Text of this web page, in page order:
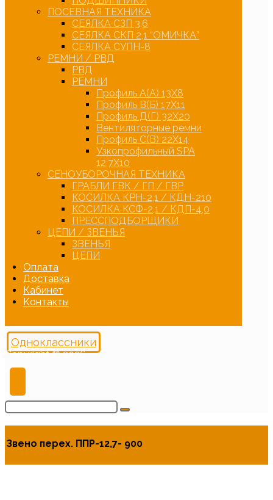
ПОСЕВНАЯ ТЕХНИКА
СЕЯЛКА СЗП 3,6
СЕЯЛКА СКП 2,1 “ОМИЧКА”
СЕЯЛКА СУПН-8
РЕМНИ / РВД
РВД
РЕМНИ
Профиль А(А) 13Х8
Профиль В(Б) 17Х11
Профиль Д(Г) 32Х20
Вентиляторные ремни
Профиль С(В) 22Х14
Узкопрофильный SPA
12,7Х10
СЕНОУБОРОЧНАЯ ТЕХНИКА
ГРАБЛИ ГВК / ГП / ГВР
КОСИЛКА КРН-2,1 / КДН-210
КОСИЛКА КСФ-2,1 / КДП-4,0
ПРЕССПОДБОРЩИКИ
ЦЕПИ / ЗВЕНЬЯ
ЗВЕНЬЯ
ЦЕПИ
Оплата
Доставка
Кабинет
Контакты
Одноклассники
Copyright © 2026
Звено перех. ППР-12,7- 900